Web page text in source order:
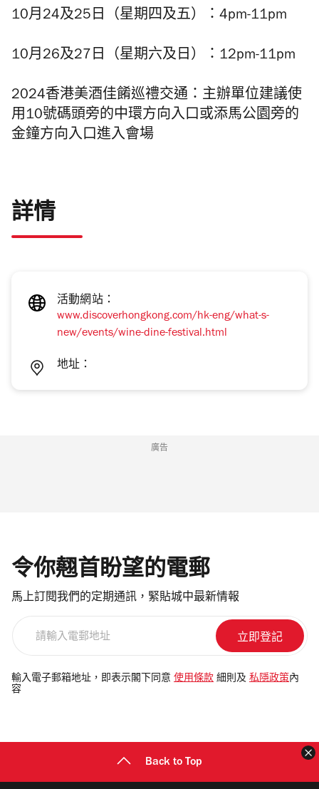
10月24及25日（星期四及五）：4pm-11pm
10月26及27日（星期六及日）：12pm-11pm
2024香港美酒佳餚巡禮交通：主辦單位建議使
用10號碼頭旁的中環方向入口或添馬公園旁的
金鐘方向入口進入會場
詳情
活動網站：
www.discoverhongkong.com/hk-eng/what-s-
new/events/wine-dine-festival.html
地址：
廣告
令你翹首盼望的電郵
馬上訂閱我們的定期通訊，緊貼城中最新情報
電
郵
輸入電子郵箱地址，即表示閣下同意 使用條款 細則及 私隱政策 內
容
Back to Top